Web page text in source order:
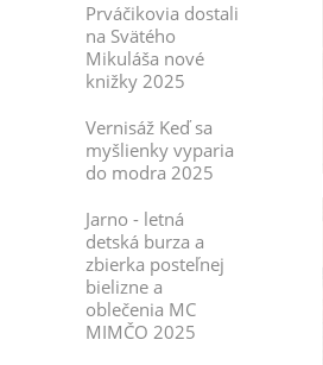
Prváčikovia dostali
na Svätého
Mikuláša nové
knižky 2025
Vernisáž Keď sa
myšlienky vyparia
do modra 2025
Jarno - letná
detská burza a
zbierka posteľnej
bielizne a
oblečenia MC
MIMČO 2025